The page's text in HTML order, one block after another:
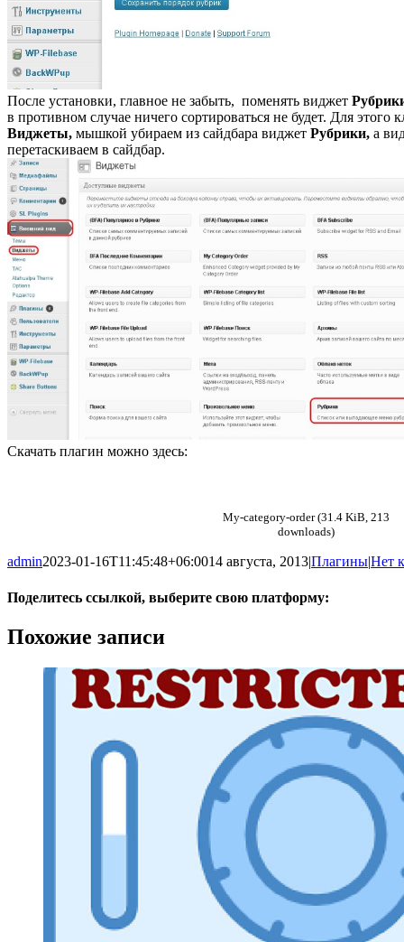
После установки, главное не забыть, поменять виджет
в противном случае ничего сортироваться не будет. Для этого
Виджеты, мышкой убираем из сайдбара виджет Рубрики, а
перетаскиваем в сайдбар.
Скачать плагин можно здесь:
My-category-order (31.4 KiB, 213
downloads)
admin2023-01-16T11:45:48+06:0014 августа, 2013|Плагины|Нет
Поделитесь ссылкой, выберите свою платформу:
Facebook
Twitter
LinkedIn
Pinterest
Vk
Email
Похожие записи